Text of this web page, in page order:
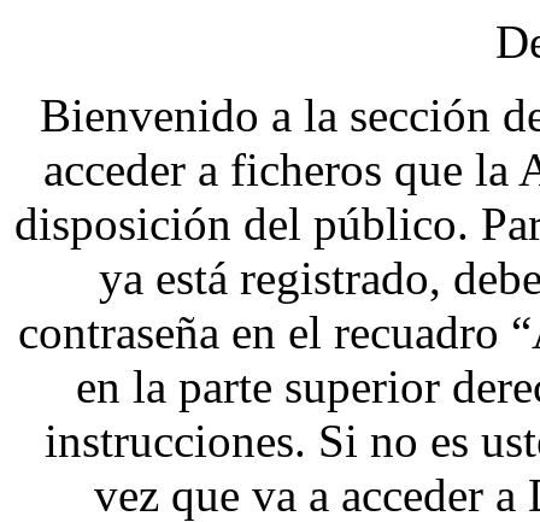
Bienvenido a la sección
acceder a ficheros que la
disposición del público.
ya está registrado,
contraseña en el recuadro
en la parte superior
instrucciones. Si no es
vez que va a acceder a